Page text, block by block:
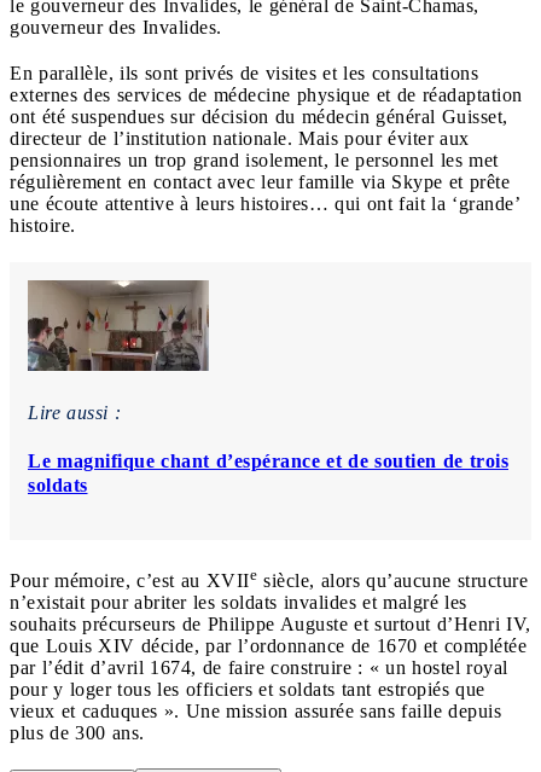
le gouverneur des Invalides, le général de Saint-Chamas,
gouverneur des Invalides.
En parallèle, ils sont privés de visites et les consultations
externes des services de médecine physique et de réadaptation
ont été suspendues sur décision du médecin général Guisset,
directeur de l’institution nationale. Mais pour éviter aux
pensionnaires un trop grand isolement, le personnel les met
régulièrement en contact avec leur famille via Skype et prête
une écoute attentive à leurs histoires… qui ont fait la ‘grande’
histoire.
Lire aussi :
Le magnifique chant d’espérance et de soutien de trois
soldats
Pour mémoire, c’est au XVIIe siècle, alors qu’aucune structure
n’existait pour abriter les soldats invalides et malgré les
souhaits précurseurs de Philippe Auguste et surtout d’Henri IV,
que Louis XIV décide, par l’ordonnance de 1670 et complétée
par l’édit d’avril 1674, de faire construire : « un hostel royal
pour y loger tous les officiers et soldats tant estropiés que
vieux et caduques ». Une mission assurée sans faille depuis
plus de 300 ans.